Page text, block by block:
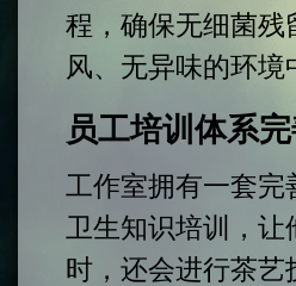
程，确保无细菌残
风、无异味的环
员工培训体系
工作室拥有一套完
卫生知识培训，
时，还会进行茶